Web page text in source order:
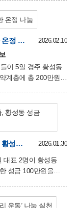
로 구성되었으며,
고, 안부를 살피며
추진한 계획이다.
을
한국수력원자력 조달처, 설명절맞아 따뜻한 온정 나눔 2026.02.10
이 5일 경주 황성동
계층에 총 200만원
의를 비롯해 직원
었다. 조달처는
원 활동을 이어오며
알리고 활용 방법을
회와의 소통을 강화했다. 전혜수 조달처장은 “황성동
퇴직 후에도 이어지는 봉사... 호림정회원들, 황성동 성금 100만원 전달 2026.01.30
대표 2명이 황성동
성금 100만원을
비롯한 다양한